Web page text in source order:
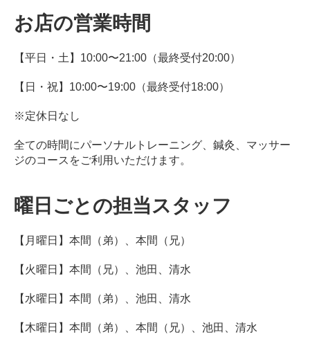
丘
お店の営業時間
【平日・土】10:00〜21:00（最終受付20:00）
【日・祝】10:00〜19:00（最終受付18:00）
※定休日なし
全ての時間にパーソナルトレーニング、鍼灸、マッサー
ジのコースをご利用いただけます。
曜日ごとの担当スタッフ
【月曜日】本間（弟）、本間（兄）
【火曜日】本間（兄）、池田、清水
【水曜日】本間（弟）、池田、清水
【木曜日】本間（弟）、本間（兄）、池田、清水